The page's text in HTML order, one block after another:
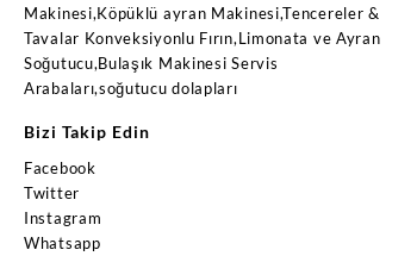
Makinesi,Köpüklü ayran Makinesi,Tencereler &
Tavalar Konveksiyonlu Fırın,Limonata ve Ayran
Soğutucu,Bulaşık Makinesi Servis
Arabaları,soğutucu dolapları
Bizi Takip Edin
Facebook
Twitter
Instagram
Whatsapp